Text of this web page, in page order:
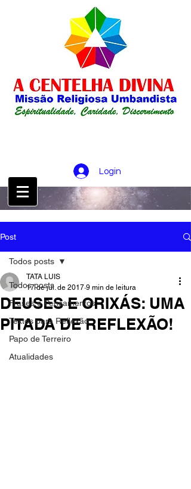
CONTATO :21 98256-0826
Login
Post
Todos posts
Frases e Pensamentos
Textos para Reflexão
Papo de Terreiro
Atualidades
Todos posts
DEUSES E ORIXÁS: UMA
PITADA DE REFLEXÃO!
TATA LUIS
17 de jul. de 2017 9 min de leitura